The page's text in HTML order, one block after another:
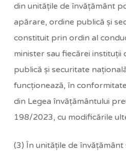
din unităţile de învăţământ
apărare, ordine publică şi
constituit prin ordin al
minister sau fiecărei instituţii
publică şi securitate
funcţionează, în
din Legea învăţământului
198/2023, cu modificările
(3) În unităţile de învăţământ